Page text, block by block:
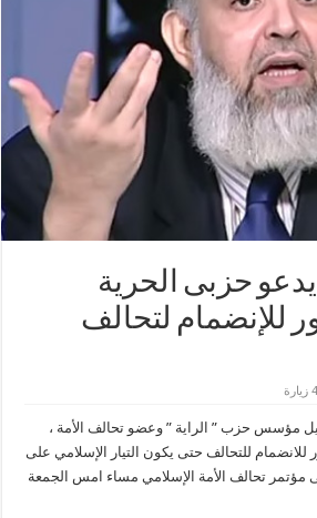
حزبى الحرية
للإنضمام لتحالف
مؤسس حزب ” الراية ” وعضو تحالف الأمة ،
للانضمام للتحالف حتى يكون التيار الإسلامي على
تحالف الأمة الإسلامي مساء امس الجمعة